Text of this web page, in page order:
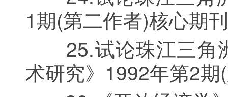
1期(第二作者)核心期刊
25.试论珠江三角
术研究》1992年第2